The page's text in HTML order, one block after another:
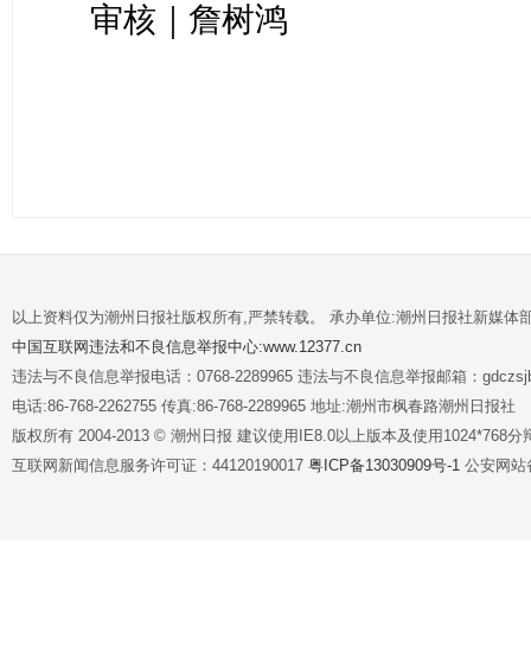
审核｜詹树鸿
以上资料仅为潮州日报社版权所有,严禁转载。 承办单位:潮州日报社新媒体
中国互联网违法和不良信息举报中心:www.12377.cn
违法与不良信息举报电话：0768-2289965 违法与不良信息举报邮箱：
电话:86-768-2262755 传真:86-768-2289965 地址:潮州市枫春路潮州日报社
版权所有 2004-2013 © 潮州日报 建议使用IE8.0以上版本及使用1024*768分
互联网新闻信息服务许可证：44120190017 粤ICP备13030909号-1 公安网站